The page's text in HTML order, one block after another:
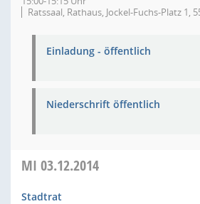
Ratssaal, Rathaus, Jockel-Fuchs-Platz 1,
Einladung - öffentlich
Niederschrift öffentlich
MI 03.12.2014
Stadtrat